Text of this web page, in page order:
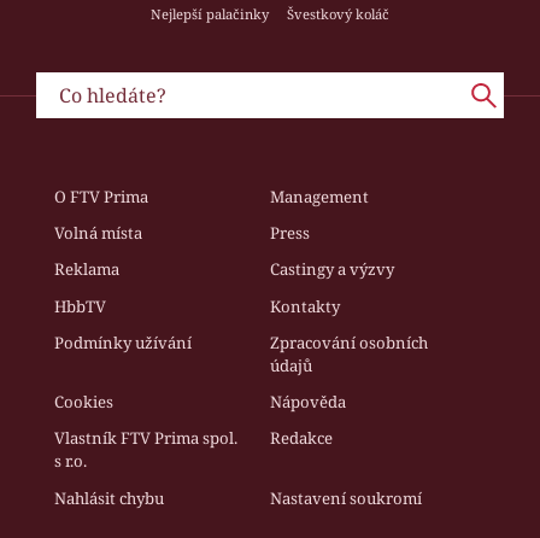
Nejlepší palačinky
Švestkový koláč
O FTV Prima
Management
Volná místa
Press
Reklama
Castingy a výzvy
HbbTV
Kontakty
Podmínky užívání
Zpracování osobních
údajů
Cookies
Nápověda
Vlastník FTV Prima spol.
s r.o.
Redakce
Nahlásit chybu Nastavení soukromí